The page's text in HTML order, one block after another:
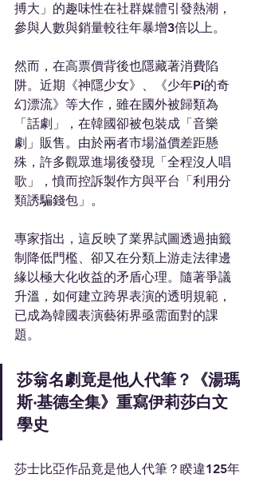
搏大」的趣味性在社群媒體引發熱潮，
參與人數與銷量較往年暴增3倍以上。
然而，在高票價背後也隱藏著消費陷
阱。近期《神隱少女》、《少年Pi的奇
幻漂流》等大作，雖在國外被歸類為
「話劇」，在韓國卻被包裝成「音樂
劇」販售。由於兩者市場溢價差距懸
殊，許多觀眾進場後發現「全程沒人唱
歌」，憤而控訴製作方與平台「利用分
類誘騙錢包」。
專家指出，這反映了業界試圖透過抽籤
制降低門檻、卻又在分類上游走法律邊
緣以極大化收益的矛盾心理。隨著爭議
升溫，如何建立跨界表演的透明規範，
已成為韓國表演藝術界亟需面對的課
題。
莎翁名劇竟是他人代筆？《湯瑪
斯‧基德全集》重寫伊莉莎白文
學史
莎士比亞作品竟是他人代筆？睽違125年